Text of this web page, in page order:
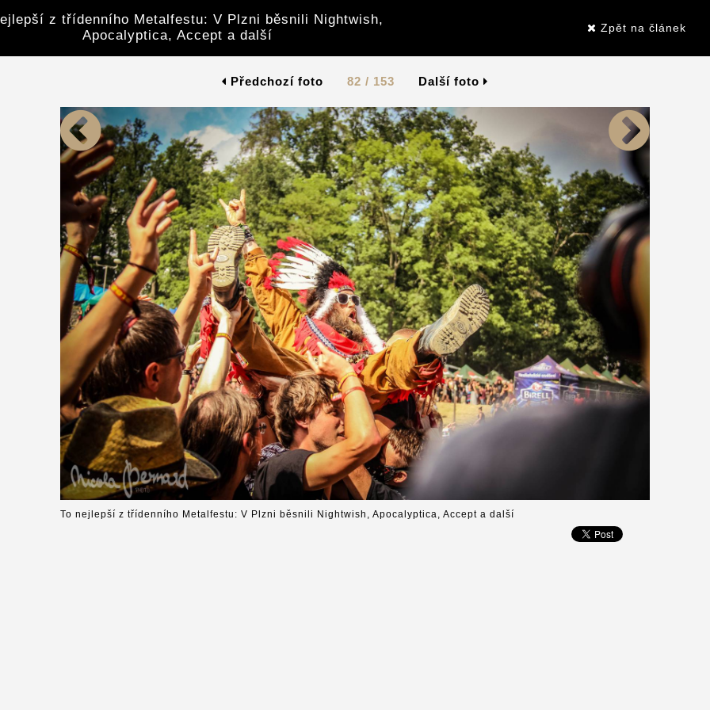
z třídenního Metalfestu: V Plzni běsnili Nightwish,
Apocalyptica, Accept a další
Zpět na článek
Předchozí foto 82 / 153 Další foto
To nejlepší z třídenního Metalfestu: V Plzni běsnili Nightwish, Apocalyptica, Accept a další